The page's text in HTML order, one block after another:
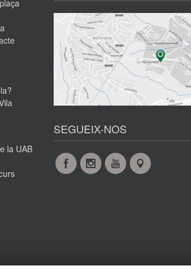
Documents, la UAB (cursos
superiors) i majors de 25 anys.
MÉS INFORMACIÓ
la UAB
SEGUEIX-NOS
FacebookInstagram
YouTubeMaps